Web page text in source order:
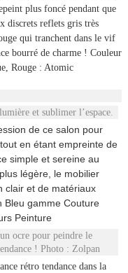
plus foncé pendant que
discrets reflets gris très
qui tranchent dans le vif
bourré de charme ! Couleur
Rouge : Atomic
et sublimer l’espace.
de ce salon pour
en étant empreinte de
simple et sereine au
légère, le mobilier
clair et de matériaux
Bleu gamme Couture
Peinture
ocre pour peindre le
! Photo : Zolpan
rétro tendance dans la